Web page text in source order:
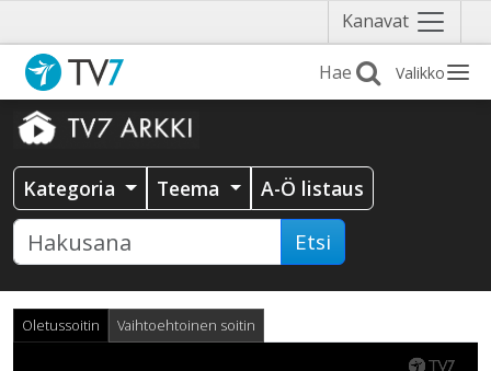
Kanavat Näytä
valikko
Valikko
Kategoria Teema A-Ö listaus
Etsi
Oletussoitin Vaihtoehtoinen soitin